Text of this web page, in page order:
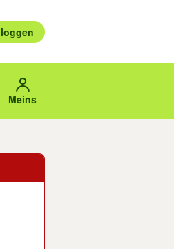
auswählen.
mit den Pfeiltasten nach oben/
Meins